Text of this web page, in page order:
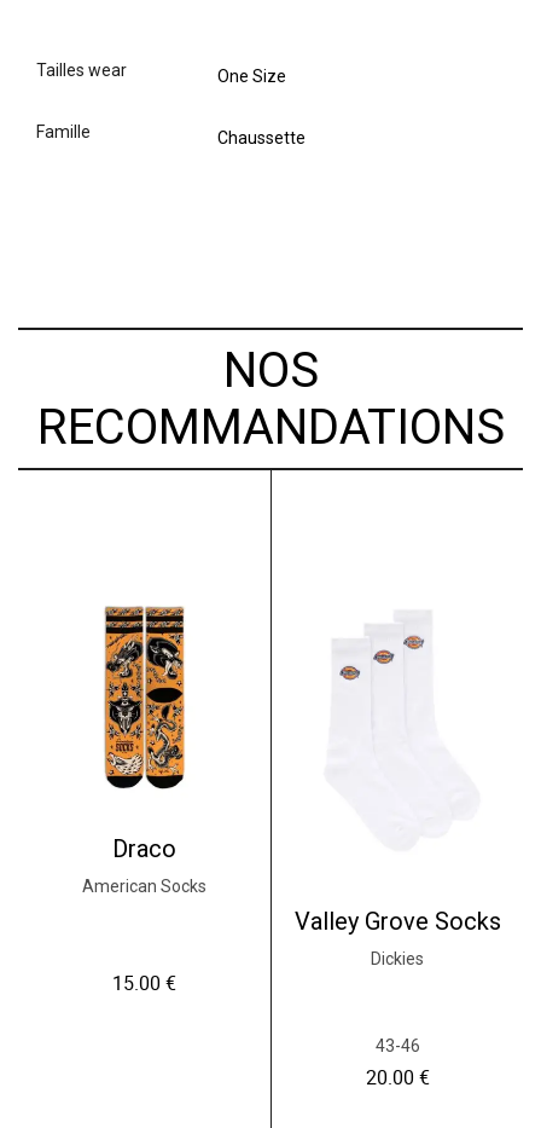
tailles wear One Size
famille Chaussette
NOS
RECOMMANDATIONS
Draco
American Socks
15.00 €
Valley Grove Socks
Dickies
43-46
20.00 €